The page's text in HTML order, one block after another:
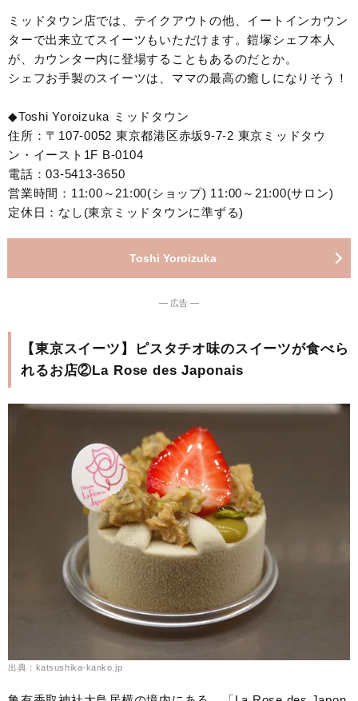
ミッドタウン店では、テイクアウトの他、イートインカウン
ターで出来立てスイーツもいただけます。鎧塚シェフ本人
が、カウンター内に登場することもあるのだとか。
シェフお手製のスイーツは、ママの最高の癒しになりそう！
◆Toshi Yoroizuka ミッドタウン
住所：〒107-0052 東京都港区赤坂9-7-2 東京ミッドタウ
ン・イースト1F B-0104
電話：03-5413-3650
営業時間：11:00～21:00(ショップ) 11:00～21:00(サロン)
定休日：なし(東京ミッドタウンに準ずる)
Toshi Yoroizuka
― 広告 ―
【東京スイーツ】ピスタチオ味のスイーツが食べら
れるお店②La Rose des Japonais
出典：katsushika-kanko.jp